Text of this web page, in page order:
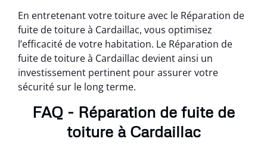
En entretenant votre toiture avec le Réparation de
fuite de toiture à Cardaillac, vous optimisez
l’efficacité de votre habitation. Le Réparation de
fuite de toiture à Cardaillac devient ainsi un
investissement pertinent pour assurer votre
sécurité sur le long terme.
FAQ - Réparation de fuite de
toiture à Cardaillac